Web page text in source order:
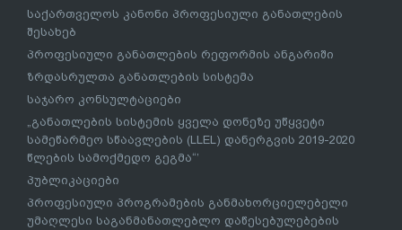
საქართველოს კანონი პროფესიული განათლების
შესახებ
პროფესიული განათლების რეფორმის ანგარიში
ზრდასრულთა განათლების სისტემა
საჯარო კონსულტაციები
„განათლების სისტემის ყველა დონეზე უწყვეტი
სამეწარმეო სწაავლების (LLEL) დანერგვის 2019-2020
წლების სამოქმედო გეგმა“’
პუბლიკაციები
პროფესიული პროგრამების განმახორციელებელი
უმაღლესი საგანმანათლებლო დაწესებულებების